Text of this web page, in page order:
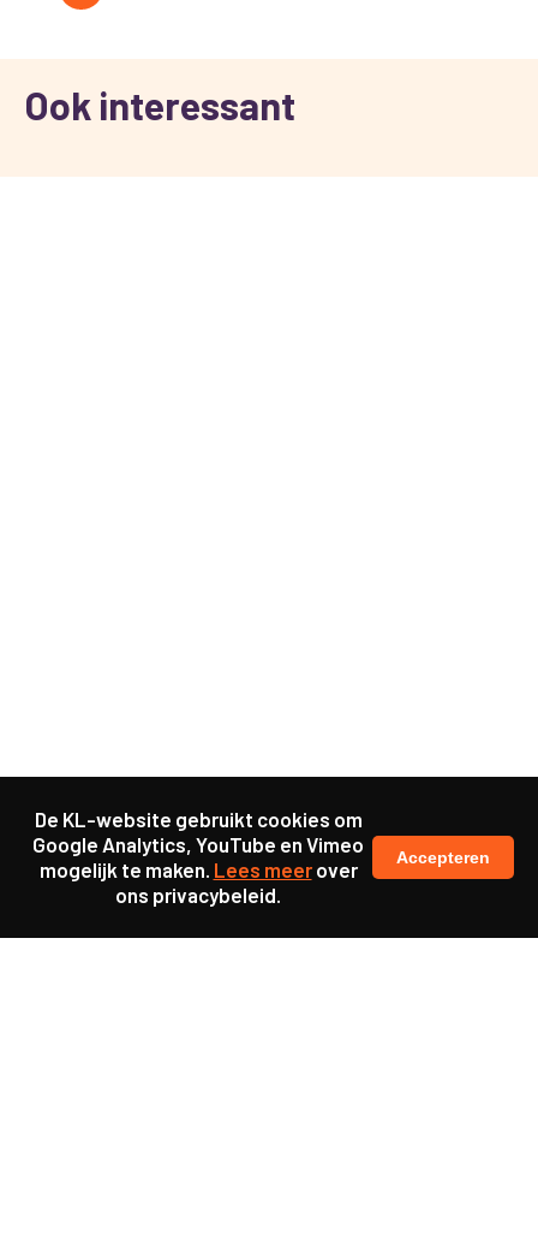
Ook interessant
De KL-website gebruikt cookies om
Google Analytics, YouTube en Vimeo
mogelijk te maken. Lees meerover
ons privacybeleid.
Accepteren